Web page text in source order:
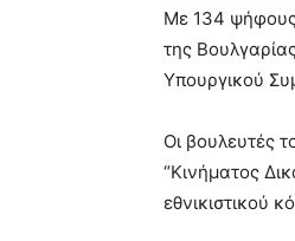
Με 134 ψήφους
της
Υπουργικού
Οι βουλευτές
“Κινήματος
εθνικιστικού